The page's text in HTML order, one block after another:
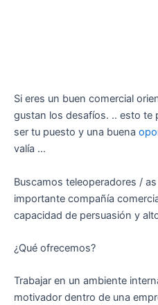
Si eres un buen comercial
gustan los desafíos. .. esto te
ser tu puesto y una buena
valía …
Buscamos teleoperadores /
importante compañía
capacidad de persuasión y
¿Qué ofrecemos?
Trabajar en un ambiente
motivador dentro de una